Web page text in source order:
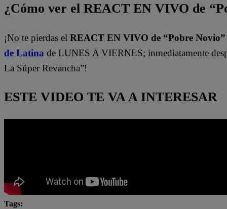
¿Cómo ver el REACT EN VIVO de
¡No te pierdas el REACT EN VIVO de “Pobre
de Latina de LUNES A VIERNES; inmediatamente
La Súper Revancha”!
ESTE VIDEO TE VA A INTERESAR
Tags: